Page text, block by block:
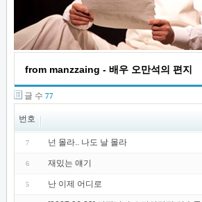
from manzzaing - 배우 오만석의 편지
글 수 77
번호
7 넌 몰라.. 나도 날 몰라
6 재밌는 얘기
5 난 이제 어디로